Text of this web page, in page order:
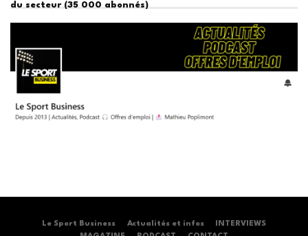
du secteur (35 000 abonnés)
Le Sport Business Actualités et infos
INTERVIEWS